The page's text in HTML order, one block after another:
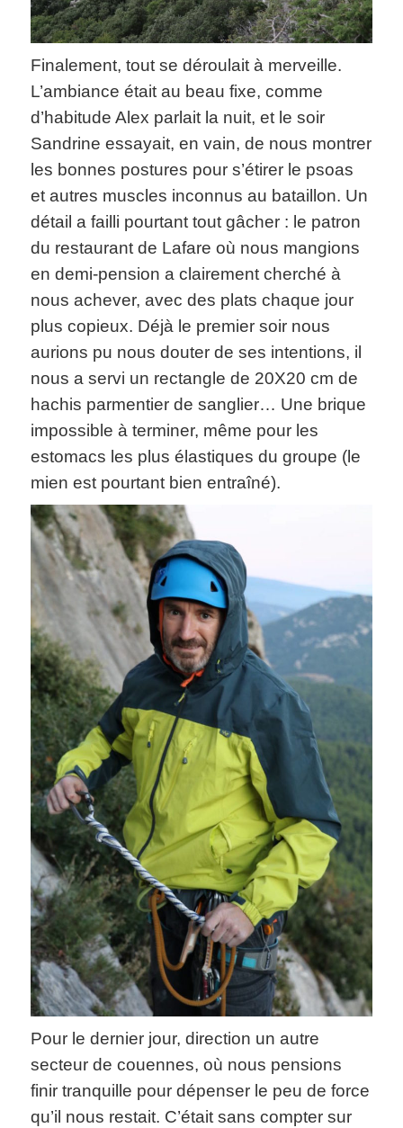
Finalement, tout se déroulait à merveille.
L’ambiance était au beau fixe, comme
d’habitude Alex parlait la nuit, et le soir
Sandrine essayait, en vain, de nous montrer
les bonnes postures pour s’étirer le psoas
et autres muscles inconnus au bataillon. Un
détail a failli pourtant tout gâcher : le patron
du restaurant de Lafare où nous mangions
en demi-pension a clairement cherché à
nous achever, avec des plats chaque jour
plus copieux. Déjà le premier soir nous
aurions pu nous douter de ses intentions, il
nous a servi un rectangle de 20X20 cm de
hachis parmentier de sanglier… Une brique
impossible à terminer, même pour les
estomacs les plus élastiques du groupe (le
mien est pourtant bien entraîné).
Pour le dernier jour, direction un autre
secteur de couennes, où nous pensions
finir tranquille pour dépenser le peu de force
qu’il nous restait. C’était sans compter sur